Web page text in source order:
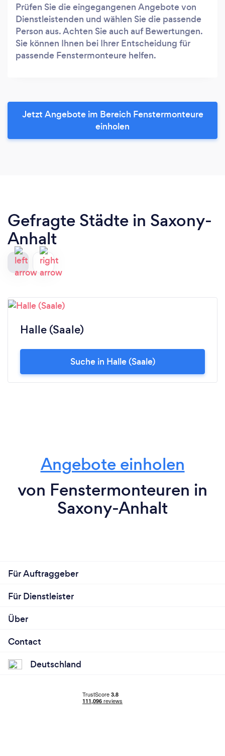
Prüfen Sie die eingegangenen Angebote von
Dienstleistenden und wählen Sie die passende
Person aus. Achten Sie auch auf Bewertungen.
Sie können Ihnen bei Ihrer Entscheidung für
passende Fenstermonteure helfen.
Jetzt Angebote im Bereich Fenstermonteure
einholen
Gefragte Städte in Saxony-
Anhalt
Halle (Saale)
Suche in Halle (Saale)
Angebote einholen
von Fenstermonteuren in
Saxony-Anhalt
Für Auftraggeber
Für Dienstleister
Über
Contact
Deutschland